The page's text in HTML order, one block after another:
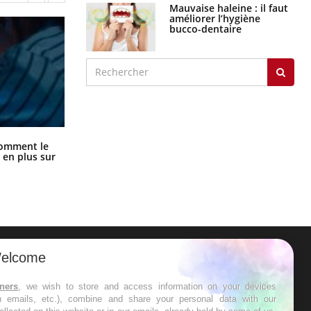
le
plus sur
graves
Maladie de Charcot
amyotrophique)
, we wish to store and access information on your devices
emails, etc.), combine and share your personal data with our